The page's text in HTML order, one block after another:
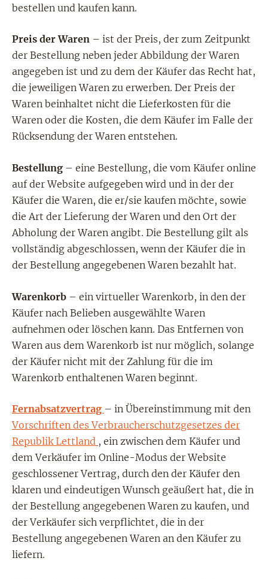
bestellen und kaufen kann.
Preis der Waren – ist der Preis, der zum Zeitpunkt
der Bestellung neben jeder Abbildung der Waren
angegeben ist und zu dem der Käufer das Recht hat,
die jeweiligen Waren zu erwerben. Der Preis der
Waren beinhaltet nicht die Lieferkosten für die
Waren oder die Kosten, die dem Käufer im Falle der
Rücksendung der Waren entstehen.
Bestellung – eine Bestellung, die vom Käufer online
auf der Website aufgegeben wird und in der der
Käufer die Waren, die er/sie kaufen möchte, sowie
die Art der Lieferung der Waren und den Ort der
Abholung der Waren angibt. Die Bestellung gilt als
vollständig abgeschlossen, wenn der Käufer die in
der Bestellung angegebenen Waren bezahlt hat.
Warenkorb – ein virtueller Warenkorb, in den der
Käufer nach Belieben ausgewählte Waren
aufnehmen oder löschen kann. Das Entfernen von
Waren aus dem Warenkorb ist nur möglich, solange
der Käufer nicht mit der Zahlung für die im
Warenkorb enthaltenen Waren beginnt.
Fernabsatzvertrag – in Übereinstimmung mit den
Vorschriften des Verbraucherschutzgesetzes der
Republik Lettland , ein zwischen dem Käufer und
dem Verkäufer im Online-Modus der Website
geschlossener Vertrag, durch den der Käufer den
klaren und eindeutigen Wunsch geäußert hat, die in
der Bestellung angegebenen Waren zu kaufen, und
der Verkäufer sich verpflichtet, die in der
Bestellung angegebenen Waren an den Käufer zu
liefern.